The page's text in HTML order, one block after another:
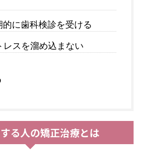
的に歯科検診を受ける
レスを溜め込まない
る人の矯正治療とは